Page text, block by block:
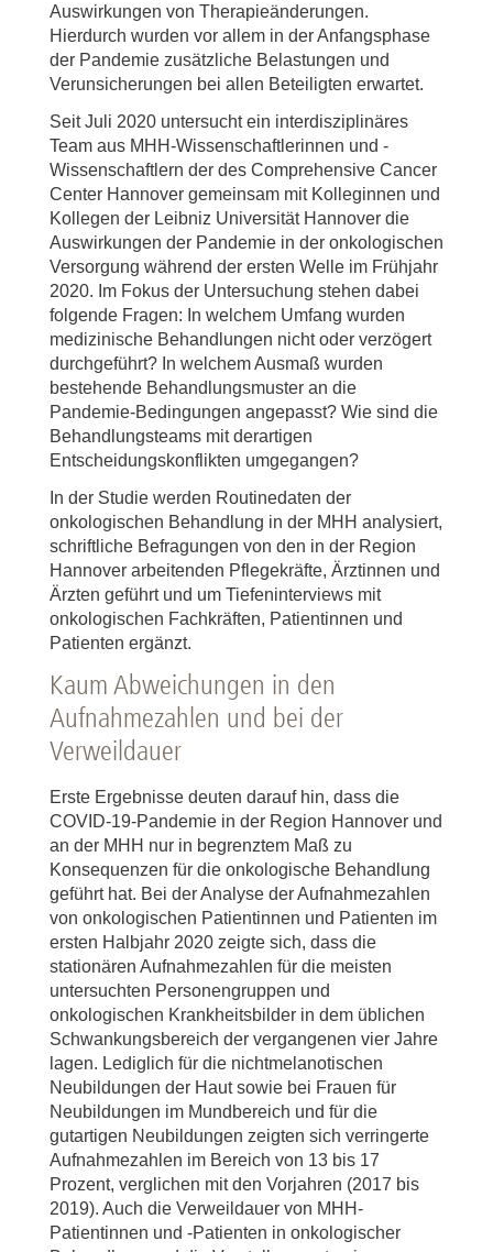
Auswirkungen von Therapieänderungen.
Hierdurch wurden vor allem in der Anfangsphase
der Pandemie zusätzliche Belastungen und
Verunsicherungen bei allen Beteiligten erwartet.
Seit Juli 2020 untersucht ein interdisziplinäres
Team aus MHH-Wissenschaftlerinnen und -
Wissenschaftlern der des Comprehensive Cancer
Center Hannover gemeinsam mit Kolleginnen und
Kollegen der Leibniz Universität Hannover die
Auswirkungen der Pandemie in der onkologischen
Versorgung während der ersten Welle im Frühjahr
2020. Im Fokus der Untersuchung stehen dabei
folgende Fragen: In welchem Umfang wurden
medizinische Behandlungen nicht oder verzögert
durchgeführt? In welchem Ausmaß wurden
bestehende Behandlungsmuster an die
Pandemie-Bedingungen angepasst? Wie sind die
Behandlungsteams mit derartigen
Entscheidungskonflikten umgegangen?
In der Studie werden Routinedaten der
onkologischen Behandlung in der MHH analysiert,
schriftliche Befragungen von den in der Region
Hannover arbeitenden Pflegekräfte, Ärztinnen und
Ärzten geführt und um Tiefeninterviews mit
onkologischen Fachkräften, Patientinnen und
Patienten ergänzt.
Kaum Abweichungen in den
Aufnahmezahlen und bei der
Verweildauer
Erste Ergebnisse deuten darauf hin, dass die
COVID-19-Pandemie in der Region Hannover und
an der MHH nur in begrenztem Maß zu
Konsequenzen für die onkologische Behandlung
geführt hat. Bei der Analyse der Aufnahmezahlen
von onkologischen Patientinnen und Patienten im
ersten Halbjahr 2020 zeigte sich, dass die
stationären Aufnahmezahlen für die meisten
untersuchten Personengruppen und
onkologischen Krankheitsbilder in dem üblichen
Schwankungsbereich der vergangenen vier Jahre
lagen. Lediglich für die nichtmelanotischen
Neubildungen der Haut sowie bei Frauen für
Neubildungen im Mundbereich und für die
gutartigen Neubildungen zeigten sich verringerte
Aufnahmezahlen im Bereich von 13 bis 17
Prozent, verglichen mit den Vorjahren (2017 bis
2019). Auch die Verweildauer von MHH-
Patientinnen und -Patienten in onkologischer